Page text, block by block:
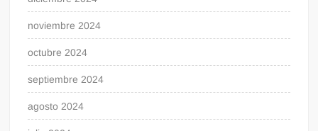
noviembre 2024
octubre 2024
septiembre 2024
agosto 2024